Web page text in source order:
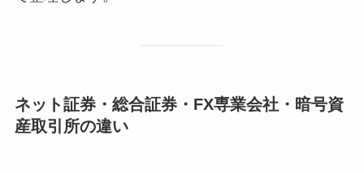
ネット証券・総合証券・FX専業会社・暗号資
産取引所の違い